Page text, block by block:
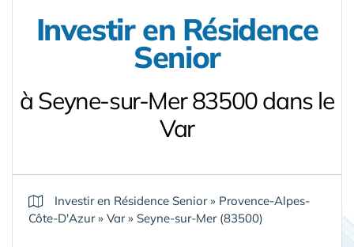
Investir en Résidence
Senior
à Seyne-sur-Mer 83500 dans le
Var
Investir en Résidence Senior» Provence-Alpes-
Côte-D'Azur» Var» Seyne-sur-Mer (83500)